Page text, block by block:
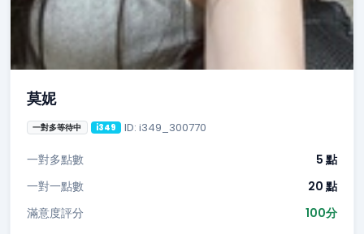
莫妮
一對多等待中 i349 ID: i349_300770
一對多點數
5 點
一對一點數
20 點
滿意度評分
100分